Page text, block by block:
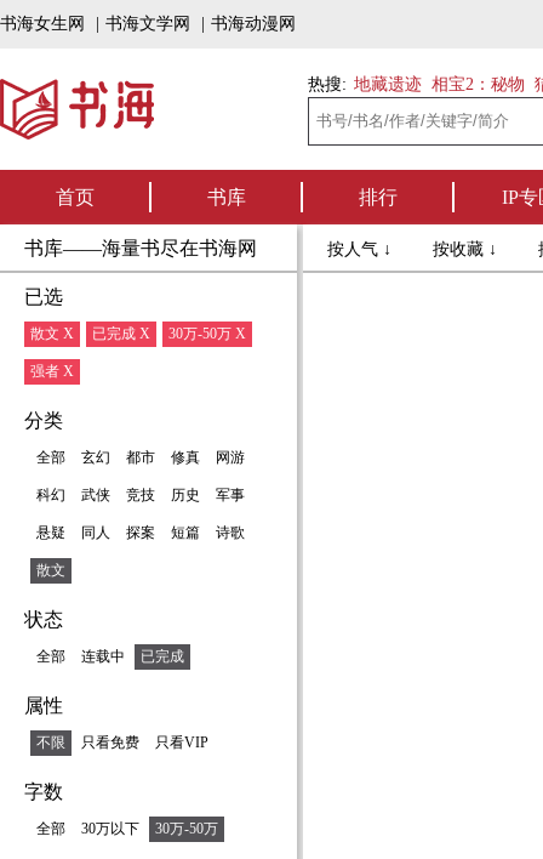
书海女生网 书海文学网 书海动漫网
热搜: 地藏遗迹 相宝2：秘物
首页 书库 排行 IP专
书库——海量书尽在书海网
已选
散文 X 已完成 X 30万-50万 X
强者 X
分类
全部 玄幻 都市 修真 网游
科幻 武侠 竞技 历史 军事
悬疑 同人 探案 短篇 诗歌
散文
状态
全部 连载中 已完成
属性
不限 只看免费 只看VIP
字数
全部 30万以下 30万-50万
按人气 ↓ 按收藏 ↓